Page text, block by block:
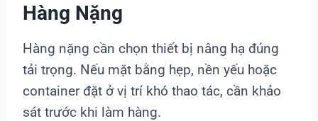
Hàng Nặng
Hàng nặng cần chọn thiết bị nâng hạ đúng
tải trọng. Nếu mặt bằng hẹp, nền yếu hoặc
container đặt ở vị trí khó thao tác, cần khảo
sát trước khi làm hàng.